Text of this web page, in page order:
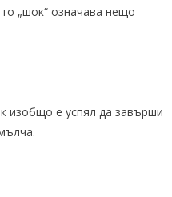
„шок“ означава нещо
изобщо е успял да завърши